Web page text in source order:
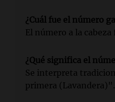
¿Cuál fue el número
El número a la cabeza
¿Qué significa el
Se interpreta
primera (Lavandera)".